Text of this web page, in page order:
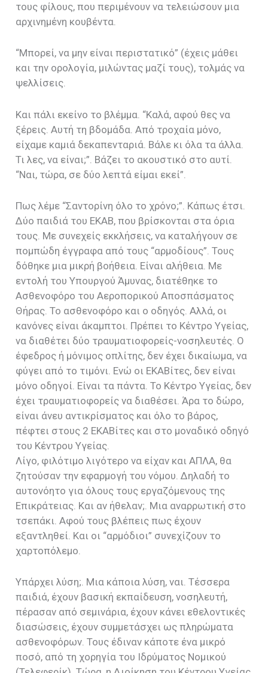
τους φίλους, που περιμένουν να τελειώσουν μια
αρχινημένη κουβέντα.
“Μπορεί, να μην είναι περιστατικό” (έχεις μάθει
και την ορολογία, μιλώντας μαζί τους), τολμάς να
ψελλίσεις.
Και πάλι εκείνο το βλέμμα. “Καλά, αφού θες να
ξέρεις. Αυτή τη βδομάδα. Από τροχαία μόνο,
είχαμε καμιά δεκαπενταριά. Βάλε κι όλα τα άλλα.
Τι λες, να είναι;”. Βάζει το ακουστικό στο αυτί.
“Ναι, τώρα, σε δύο λεπτά είμαι εκεί”.
Πως λέμε “Σαντορίνη όλο το χρόνο;”. Κάπως έτσι.
Δύο παιδιά του ΕΚΑΒ, που βρίσκονται στα όρια
τους. Με συνεχείς εκκλήσεις, να καταλήγουν σε
πομπώδη έγγραφα από τους “αρμοδίους”. Τους
δόθηκε μια μικρή βοήθεια. Είναι αλήθεια. Με
εντολή του Υπουργού Άμυνας, διατέθηκε το
Ασθενοφόρο του Αεροπορικού Αποσπάσματος
Θήρας. Το ασθενοφόρο και ο οδηγός. Αλλά, οι
κανόνες είναι άκαμπτοι. Πρέπει το Κέντρο Υγείας,
να διαθέτει δύο τραυματιοφορείς-νοσηλευτές. Ο
έφεδρος ή μόνιμος οπλίτης, δεν έχει δικαίωμα, να
φύγει από το τιμόνι. Ενώ οι ΕΚΑΒίτες, δεν είναι
μόνο οδηγοί. Είναι τα πάντα. Το Κέντρο Υγείας, δεν
έχει τραυματιοφορείς να διαθέσει. Άρα το δώρο,
είναι άνευ αντικρίσματος και όλο το βάρος,
πέφτει στους 2 ΕΚΑΒίτες και στο μοναδικό οδηγό
του Κέντρου Υγείας.
Λίγο, φιλότιμο λιγότερο να είχαν και ΑΠΛΑ, θα
ζητούσαν την εφαρμογή του νόμου. Δηλαδή το
αυτονόητο για όλους τους εργαζόμενους της
Επικράτειας. Και αν ήθελαν;. Μια αναρρωτική στο
τσεπάκι. Αφού τους βλέπεις πως έχουν
εξαντληθεί. Και οι “αρμόδιοι” συνεχίζουν το
χαρτοπόλεμο.
Υπάρχει λύση;. Μια κάποια λύση, ναι. Τέσσερα
παιδιά, έχουν βασική εκπαίδευση, νοσηλευτή,
πέρασαν από σεμινάρια, έχουν κάνει εθελοντικές
διασώσεις, έχουν συμμετάσχει ως πληρώματα
ασθενοφόρων. Τους έδιναν κάποτε ένα μικρό
ποσό, από τη χορηγία του Ιδρύματος Νομικού